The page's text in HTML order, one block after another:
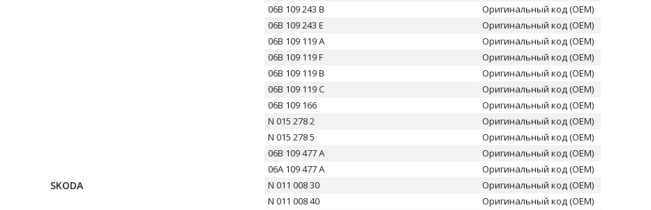
06B 109 243 B
Оригинальный код (OEM)
06B 109 243 E
Оригинальный код (OEM)
06B 109 119 A
Оригинальный код (OEM)
06B 109 119 F
Оригинальный код (OEM)
06B 109 119 B
Оригинальный код (OEM)
06B 109 119 C
Оригинальный код (OEM)
06B 109 166
Оригинальный код (OEM)
N 015 278 2
Оригинальный код (OEM)
N 015 278 5
Оригинальный код (OEM)
06B 109 477 A
Оригинальный код (OEM)
06A 109 477 A
Оригинальный код (OEM)
SKODA N 011 008 30
Оригинальный код (OEM)
N 011 008 40
Оригинальный код (OEM)